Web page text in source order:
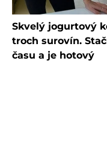
Skvelý jogurtový
troch surovín.
času a je hotový